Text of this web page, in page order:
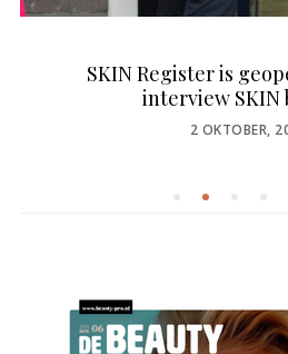
SKIN Register is
interview SKIN
POSTED
2 OKTOBER,